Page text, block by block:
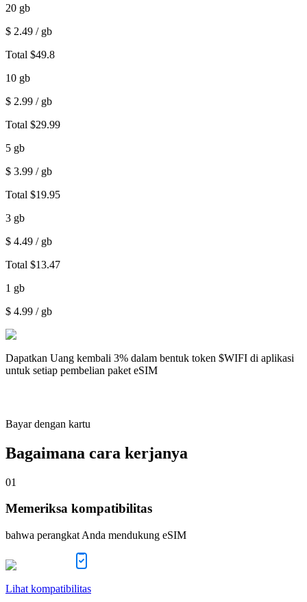
20 gb
$ 2.49 / gb
Total $49.8
10 gb
$ 2.99 / gb
Total $29.99
5 gb
$ 3.99 / gb
Total $19.95
3 gb
$ 4.49 / gb
Total $13.47
1 gb
$ 4.99 / gb
Dapatkan Uang kembali 3% dalam bentuk token $WIFI di aplikasi
untuk setiap pembelian paket eSIM
Bayar dengan kartu
Bagaimana cara kerjanya
01
Memeriksa kompatibilitas
bahwa perangkat Anda mendukung eSIM
Lihat kompatibilitas